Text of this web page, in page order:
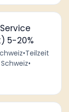
5-20%
•Teilzeit
•